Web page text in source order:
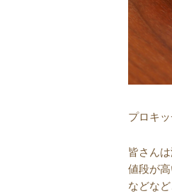
プロキ
皆さん
値段が
などな